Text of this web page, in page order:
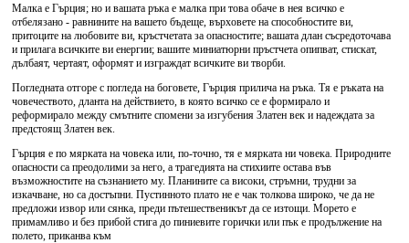
Малка е Гърция; но и вашата ръка е малка при това обаче в нея всичко е
отбелязано - равнините на вашето бъдеще, върховете на способностите ви,
притоците на любовите ви, кръстчетата за опасностите; вашата длан съсредоточава
и прилага всичките ви енергии; вашите миниатюрни пръстчета опипват, стискат,
дълбаят, чертаят, оформят и изграждат всичките ви творби.
Погледната отгоре с погледа на боговете, Гърция прилича на ръка. Тя е ръката на
човечеството, дланта на действието, в която всичко се е формирало и
реформирало между смътните спомени за изгубения Златен век и надеждата за
предстоящ Златен век.
Гърция е по мярката на човека или, по-точно, тя е мярката ни човека. Природните
опасности са преодолими за него, а трагедията на стихиите остава във
възможностите на съзнанието му. Планините са високи, стръмни, трудни за
изкачване, но са достъпни. Пустинното плато не е чак толкова широко, че да не
предложи извор или сянка, преди пътешественикът да се изтощи. Морето е
примамливо и без прибой стига до пиниевите горички или пък е продължение на
полето, приканва към